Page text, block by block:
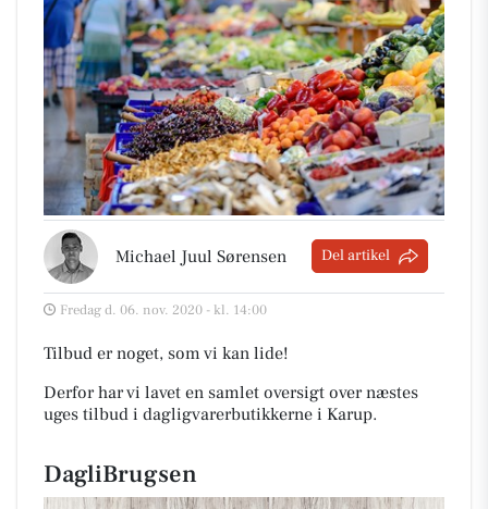
Michael Juul Sørensen Del artikel
Fredag d. 06. nov. 2020 - kl. 14:00
Tilbud er noget, som vi kan lide!
Derfor har vi lavet en samlet oversigt over næstes
uges tilbud i dagligvarerbutikkerne i Karup.
DagliBrugsen